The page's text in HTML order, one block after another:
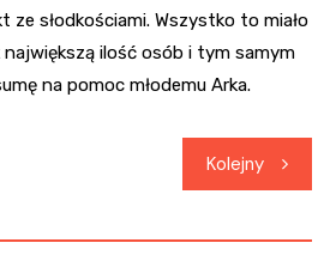
ze słodkościami. Wszystko to miało
ilość osób i tym samym
na pomoc młodemu Arka.
Kolejny